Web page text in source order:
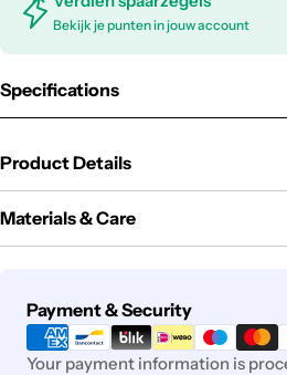
Bekijk je punten in jouw account
Specifications
Product Details
Materials & Care
Payment & Security
Payment
methods
Your payment information is